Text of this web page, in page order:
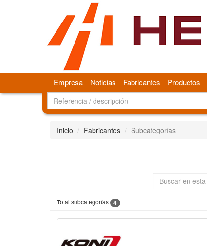
Empresa Noticias Fabricantes Productos
Inicio Fabricantes Subcategorías
Total subcategorías 4